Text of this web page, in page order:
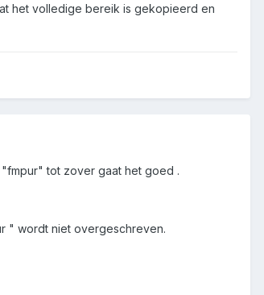
het volledige bereik is gekopieerd en
tot zover gaat het goed .
" wordt niet overgeschreven.